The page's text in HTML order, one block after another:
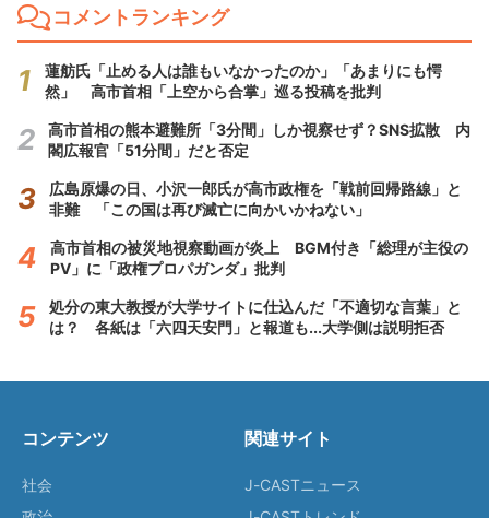
コメントランキング
蓮舫氏「止める人は誰もいなかったのか」「あまりにも愕
然」 高市首相「上空から合掌」巡る投稿を批判
高市首相の熊本避難所「3分間」しか視察せず？SNS拡散 内
閣広報官「51分間」だと否定
広島原爆の日、小沢一郎氏が高市政権を「戦前回帰路線」と
非難 「この国は再び滅亡に向かいかねない」
高市首相の被災地視察動画が炎上 BGM付き「総理が主役の
PV」に「政権プロパガンダ」批判
処分の東大教授が大学サイトに仕込んだ「不適切な言葉」と
は？ 各紙は「六四天安門」と報道も...大学側は説明拒否
コンテンツ
社会
関連サイト
J-CASTニュース